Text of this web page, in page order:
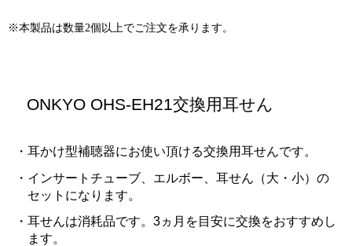
※本製品は数量2個以上でご注文を承ります。
ONKYO OHS-EH21交換用耳せん
・耳かけ型補聴器にお使い頂ける交換用耳せんです。
・インサートチューブ、エルボー、耳せん（大・小）の
セットになります。
・耳せんは消耗品です。3ヵ月を目安に交換をおすすめし
ます。